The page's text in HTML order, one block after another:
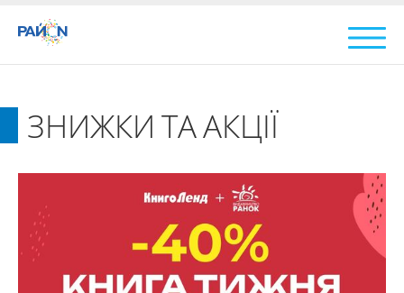
ЗНИЖКИ ТА АКЦІЇ